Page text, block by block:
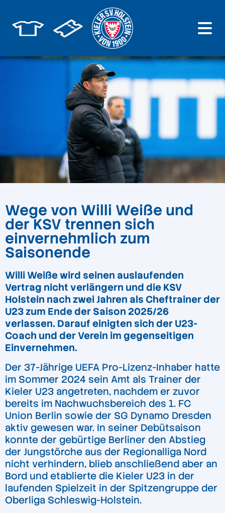
Wege von Willi Weiße und
der KSV trennen sich
einvernehmlich zum
Saisonende
Willi Weiße wird seinen auslaufenden
Vertrag nicht verlängern und die KSV
Holstein nach zwei Jahren als Cheftrainer der
U23 zum Ende der Saison 2025/26
verlassen. Darauf einigten sich der U23-
Coach und der Verein im gegenseitigen
Einvernehmen.
Der 37-Jährige UEFA Pro-Lizenz-Inhaber hatte
im Sommer 2024 sein Amt als Trainer der
Kieler U23 angetreten, nachdem er zuvor
bereits im Nachwuchsbereich des 1. FC
Union Berlin sowie der SG Dynamo Dresden
aktiv gewesen war. In seiner Debütsaison
konnte der gebürtige Berliner den Abstieg
der Jungstörche aus der Regionalliga Nord
nicht verhindern, blieb anschließend aber an
Bord und etablierte die Kieler U23 in der
laufenden Spielzeit in der Spitzengruppe der
Oberliga Schleswig-Holstein.